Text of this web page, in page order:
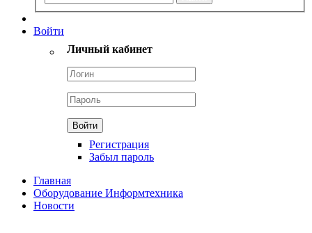
Войти
Личный кабинет
Регистрация
Забыл пароль
Главная
Оборудование Информтехника
Новости